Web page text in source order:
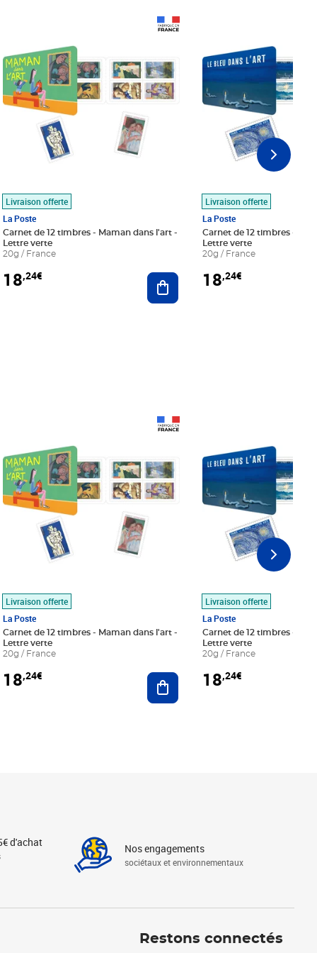
au panier
Livraison offerte
La Poste
Carnet de 12 timbres - Maman dans l'art -
Lettre verte
20g / France
18,24€ Ajouter au panier
Livraison offerte
La Poste
Carnet de 12 timbres - Le
Lettre verte
20g / France
18,24€
au panier
Livraison offerte
La Poste
Carnet de 12 timbres - Maman dans l'art -
Lettre verte
20g / France
18,24€ Ajouter au panier
Livraison offerte
La Poste
Carnet de 12 timbres - Le
Lettre verte
20g / France
18,24€
d'achat Nos engagements
sociétaux et environnementaux
Restons connectés